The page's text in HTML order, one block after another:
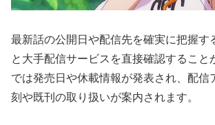
最新話の公開日や配信先を確実に把握す
と大手配信サービスを直接確認すること
では発売日や休載情報が発表され、配信
刻や既刊の取り扱いが案内されます。